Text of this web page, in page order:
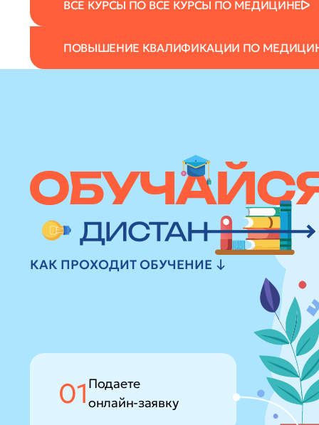
ВСЕ КУРСЫ ПО ВСЕ КУРСЫ ПО МЕДИЦИНЕ
ПОВЫШЕНИЕ КВАЛИФИКАЦИИ ПО
КАК ПРОХОДИТ ОБУЧЕНИЕ ↓
01 Подаете
онлайн-заявку